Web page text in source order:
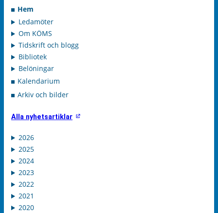
Hem
Ledamöter
Om KÖMS
Tidskrift och blogg
Bibliotek
Belöningar
Kalendarium
Arkiv och bilder
Alla nyhetsartiklar
2026
2025
2024
2023
2022
2021
2020